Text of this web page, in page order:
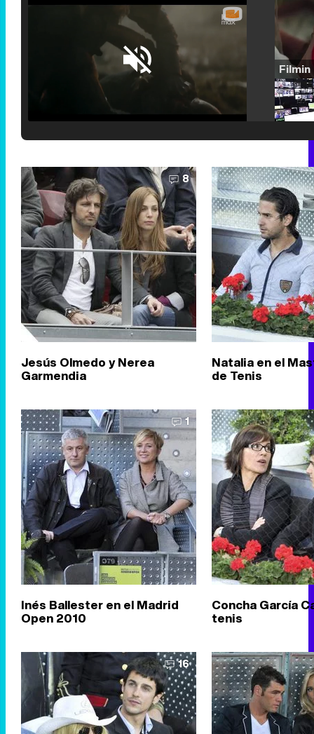
8
Jesús Olmedo y Nerea
Garmendia
Natalia en el
de Tenis
1
Inés Ballester en el Madrid
Open 2010
Concha García
tenis
16